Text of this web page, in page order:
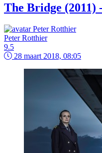
The Bridge (2011)
Peter Rotthier
9.5
28 maart 2018, 08:05